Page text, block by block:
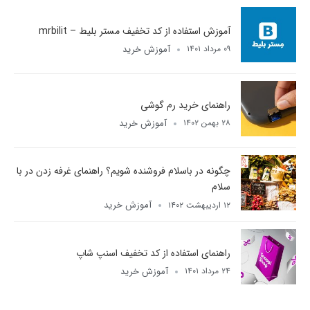
آموزش استفاده از کد تخفیف مستر بلیط – mrbilit
۰۹ مرداد ۱۴۰۱ آموزش خرید
راهنمای خرید رم گوشی
۲۸ بهمن ۱۴۰۲ آموزش خرید
چگونه در باسلام فروشنده شویم؟ راهنمای غرفه زدن در با
سلام
۱۲ اردیبهشت ۱۴۰۲ آموزش خرید
راهنمای استفاده از کد تخفیف اسنپ شاپ
۲۴ مرداد ۱۴۰۱ آموزش خرید